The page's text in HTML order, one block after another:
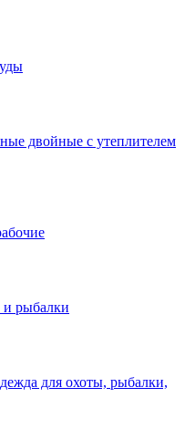
двойные с утеплителем
и рыбалки
для охоты, рыбалки,